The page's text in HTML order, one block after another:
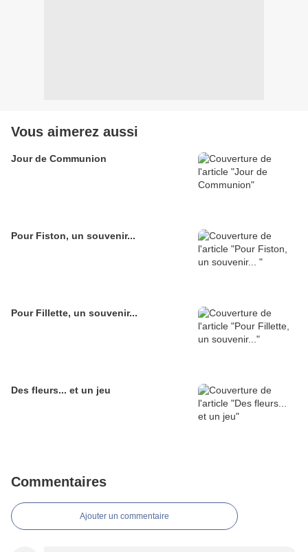
Vous aimerez aussi
Jour de Communion
Pour Fiston, un souvenir...
Pour Fillette, un souvenir...
Des fleurs... et un jeu
Commentaires
Ajouter un commentaire